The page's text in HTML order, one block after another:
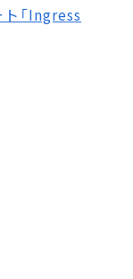
「Ingress